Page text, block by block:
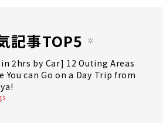
記事TOP5
2hrs by Car] 12 Outing Areas
You can Go on a Day Trip from